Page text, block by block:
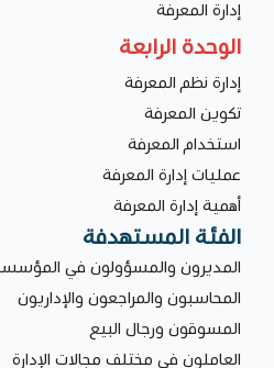
إدارة المعرفة
الوحدة الرابعة
إدارة نظم المعرفة
تكوين المعرفة
استخدام المعرفة
عمليات إدارة المعرفة
أهمية إدارة المعرفة
الفئة المستهدفة
المديرون والمسؤولون في
المحاسبون والمراجعون والإداريون
المسوقون ورجال البيع
العاملون في مختلف مجالات الإدارة